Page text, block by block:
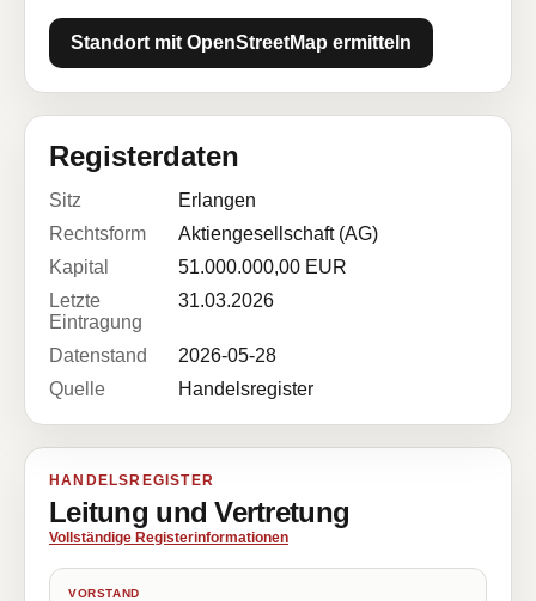
Standort mit OpenStreetMap ermitteln
Registerdaten
Sitz
Erlangen
Rechtsform
Aktiengesellschaft (AG)
Kapital
51.000.000,00 EUR
Letzte
Eintragung
31.03.2026
Datenstand
2026-05-28
Quelle
Handelsregister
HANDELSREGISTER
Leitung und Vertretung
Vollständige Registerinformationen
VORSTAND